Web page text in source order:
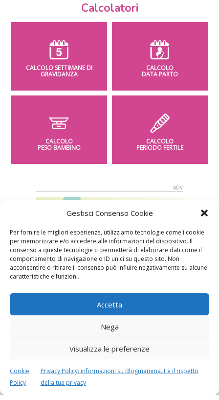
Gestisci Consenso Cookie
Per fornire le migliori esperienze, utilizziamo tecnologie come i cookie
per memorizzare e/o accedere alle informazioni del dispositivo. Il
consenso a queste tecnologie ci permetterà di elaborare dati come il
comportamento di navigazione o ID unici su questo sito. Non
acconsentire o ritirare il consenso può influire negativamente su alcune
caratteristiche e funzioni.
Accetta
Nega
Visualizza le preferenze
Cookie
Policy
Privacy Policy: informazioni su Blogmamma.it e il rispetto
della tua privacy
Calcolatori
CALCOLO SETTIMANE DI
GRAVIDANZA
CALCOLO
DATA PARTO
CALCOLO
PESO BAMBINO
CALCOLO
PERIODO FERTILE
Speciali in evidenza